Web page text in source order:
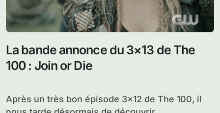
La bande annonce du 3×13 de The
100 : Join or Die
Après un très bon épisode 3×12 de The 100, il